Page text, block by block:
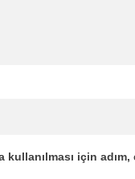
kullanılması için